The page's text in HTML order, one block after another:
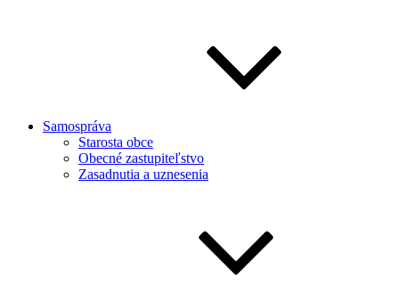
Samospráva
Starosta obce
Obecné zastupiteľstvo
Zasadnutia a uznesenia